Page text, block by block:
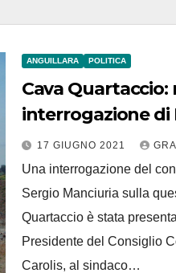
ANGUILLARA POLITICA
Cava Quartaccio:
interrogazione di
sindaco
17 GIUGNO 2021
Una interrogazione del
Sergio Manciuria sulla
Quartaccio è stata
Presidente del Consiglio
Carolis, al sindaco…